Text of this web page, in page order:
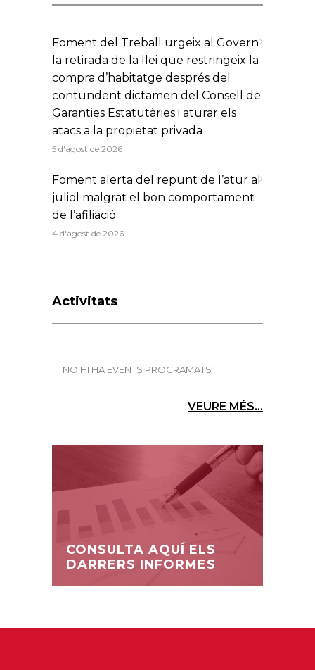
Foment del Treball urgeix al Govern
la retirada de la llei que restringeix la
compra d’habitatge després del
contundent dictamen del Consell de
Garanties Estatutàries i aturar els
atacs a la propietat privada
5 d'agost de 2026
Foment alerta del repunt de l’atur al
juliol malgrat el bon comportament
de l’afiliació
4 d'agost de 2026
Activitats
NO HI HA EVENTS PROGRAMATS
VEURE MÉS...
CONSULTA AQUÍ ELS
DARRERS INFORMES